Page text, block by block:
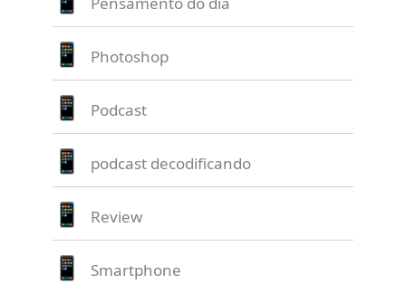
Photoshop
Podcast
podcast decodificando
Review
Smartphone